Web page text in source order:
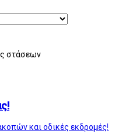
στάσεων
και οδικές εκδρομές!